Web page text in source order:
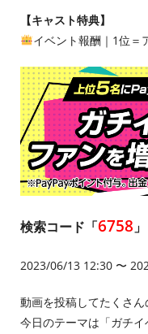
【キャスト特典】
イベント報酬｜1位＝
検索コード「6758 」
2023/06/13 12:30 〜
動画を投稿してたくさ
今日のテーマは「ガチ